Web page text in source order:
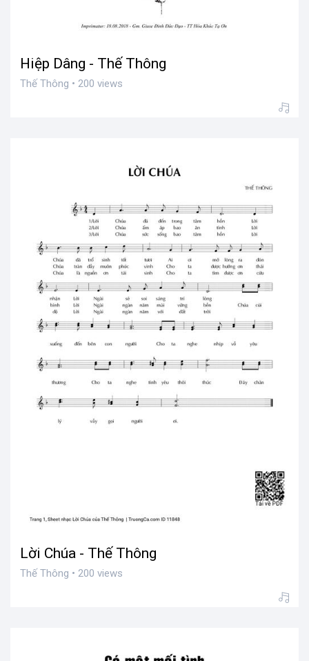
Hiệp Dâng - Thế Thông
Thế Thông • 200 views
Lời Chúa - Thế Thông
Thế Thông • 200 views